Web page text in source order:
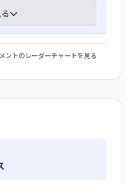
出しやすい関
と捉えていま
の主な業務内容
統括であり、そ
例として、年
のメッセージ
アマネージャー
エリア内の交
し、法人保育
換を豊かにし
り、運営の見
。
し、職員に事業
えています
報委員会への
の中で、人形劇
は参加が見ら
のニーズは他
人として働く姿
し、園として
ています。こう
子どもへの関
自身にも「考え
反映できるよう
制を整え、子ど
学んでいます
係るリスクを
員の安全危機管
の高い課題とし
、園は5年単位の
任を中心に作成
進にあたって
稿1日1回」など
の共有や計画
っています。
育成計画や面談
を進めています
、人柄や法人理
用を行うなど、
をしています。
ネージャー面談
続職員は年度
成しています。
階層で設定し、
て、目標設定・取り
現を図る上での重要課
標を設定して取り組
ントのレーダーチャートを見る